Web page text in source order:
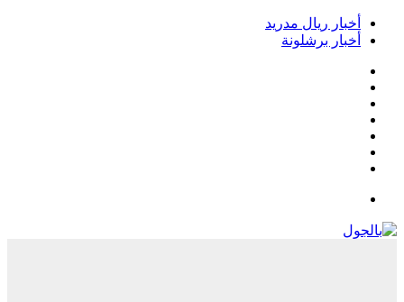
أخبار ريال مدريد
أخبار برشلونة